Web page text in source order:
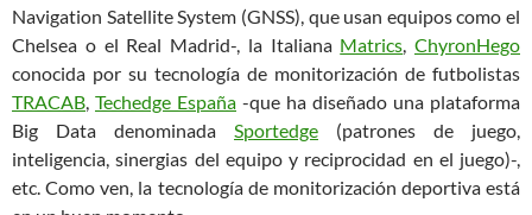
Navigation Satellite System (GNSS), que usan equipos como el
Chelsea o el Real Madrid-, la Italiana Matrics, ChyronHego
conocida por su tecnología de monitorización de futbolistas
TRACAB, Techedge España -que ha diseñado una plataforma
Big Data denominada Sportedge (patrones de juego,
inteligencia, sinergias del equipo y reciprocidad en el juego)-,
etc. Como ven, la tecnología de monitorización deportiva está